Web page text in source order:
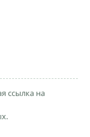
ссылка на